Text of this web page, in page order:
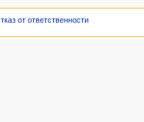
от ответственности